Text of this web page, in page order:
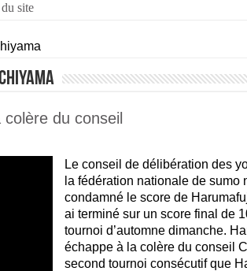
site
la tête du classement et poursuit sa série de
du classement après les défaites d’Abi et
du conseil
Le conseil de délibération des
la fédération nationale de sumo
condamné le score de
ai terminé sur un score final de
tournoi d’automne dimanche.
échappe à la colère du conseil
second tournoi consécutif que